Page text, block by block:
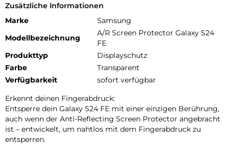
Zusätzliche Informationen
Marke
Samsung
Modellbezeichnung
A/R Screen Protector Galaxy S24
FE
Produkttyp
Displayschutz
Farbe
Transparent
Verfügbarkeit
sofort verfügbar
Erkennt deinen Fingerabdruck:
Entsperre dein Galaxy S24 FE mit einer einzigen Berührung,
auch wenn der Anti-Reflecting Screen Protector angebracht
ist – entwickelt, um nahtlos mit dem Fingerabdruck zu
entsperren.